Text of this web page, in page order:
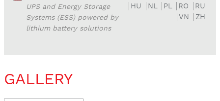
UPS and Energy Storage
Systems (ESS) powered by
lithium battery solutions
HU
NL PL RO
RU
VN
ZH
GALLERY